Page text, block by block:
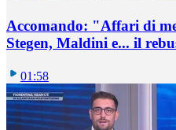
Accomando: "Affari di
Stegen, Maldini e... il
01:58